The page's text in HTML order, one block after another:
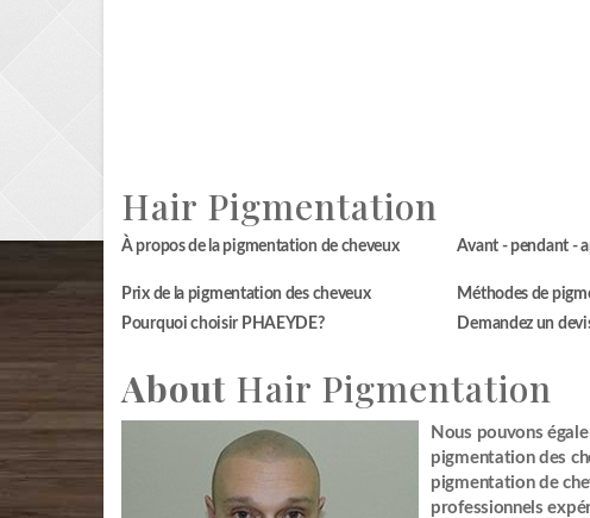
Hair Pigmentation
À propos de la pigmentation de cheveux Avant - pendant -
Prix de la pigmentation des cheveux
Méthodes de
Pourquoi choisir PHAEYDE?
Demandez un
About Hair Pigmentation
Nous pouvons
pigmentation des
pigmentation de
professionnels